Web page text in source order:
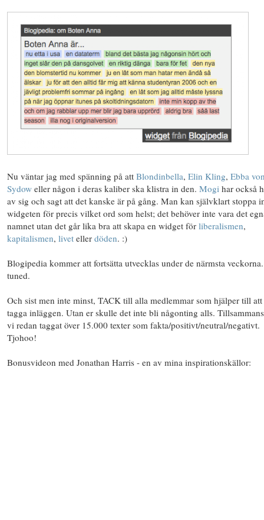
Nu väntar jag med spänning på att Blondinbella, Elin Kling, Ebba
Sydow eller någon i deras kaliber ska klistra in den. Mogi har också
av sig och sagt att det kanske är på gång. Man kan självklart stoppa
widgeten för precis vilket ord som helst; det behöver inte vara det
namnet utan det går lika bra att skapa en widget för liberalismen,
kapitalismen, livet eller döden. :)
Blogipedia kommer att fortsätta utvecklas under de närmsta
tuned.
Och sist men inte minst, TACK till alla medlemmar som hjälper till att
tagga inläggen. Utan er skulle det inte bli någonting alls.
vi redan taggat över 15.000 texter som fakta/positivt/neutral/negativt.
Tjohoo!
Bonusvideon med Jonathan Harris - en av mina inspirationskällor: